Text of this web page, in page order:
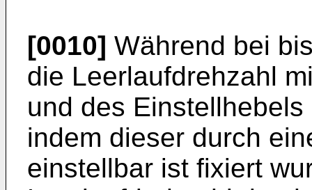
[0010] Während bei
die Leerlaufdrehzahl
und des
indem dieser durch
einstellbar ist fixiert